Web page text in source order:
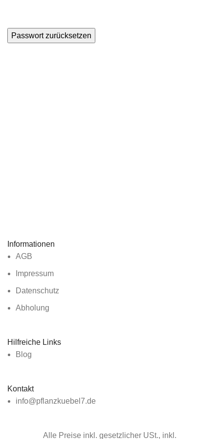
Passwort zurücksetzen
Informationen
AGB
Impressum
Datenschutz
Abholung
Hilfreiche Links
Blog
Kontakt
info@pflanzkuebel7.de
Alle Preise inkl. gesetzlicher USt., inkl.